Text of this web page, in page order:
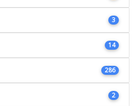
3
14
286
2